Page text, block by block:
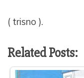
( trisno ).
Related Posts: